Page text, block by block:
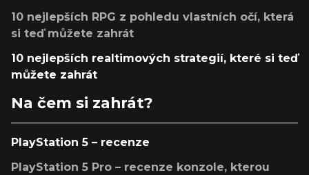
10 nejlepších RPG z pohledu vlastních očí, která
si teď můžete zahrát
10 nejlepších realtimových strategií, které si teď
můžete zahrát
Na čem si zahrát?
PlayStation 5 – recenze
PlayStation 5 Pro – recenze konzole, kterou